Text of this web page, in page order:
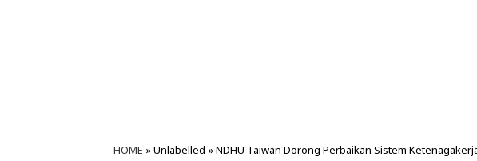
HOME » Unlabelled » NDHU Taiwan Dorong Perbaikan Sistem